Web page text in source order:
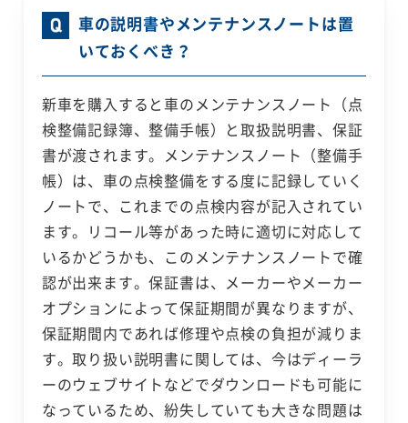
車の説明書やメンテナンスノートは置
いておくべき？
新車を購入すると車のメンテナンスノート（点
検整備記録簿、整備手帳）と取扱説明書、保証
書が渡されます。メンテナンスノート（整備手
帳）は、車の点検整備をする度に記録していく
ノートで、これまでの点検内容が記入されてい
ます。リコール等があった時に適切に対応して
いるかどうかも、このメンテナンスノートで確
認が出来ます。保証書は、メーカーやメーカー
オプションによって保証期間が異なりますが、
保証期間内であれば修理や点検の負担が減りま
す。取り扱い説明書に関しては、今はディーラ
ーのウェブサイトなどでダウンロードも可能に
なっているため、紛失していても大きな問題は